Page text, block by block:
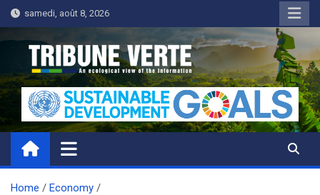
Skip
to
content
samedi, août 8, 2026
Tribune Verte
Un regard écologique de l'information
Home
Economy